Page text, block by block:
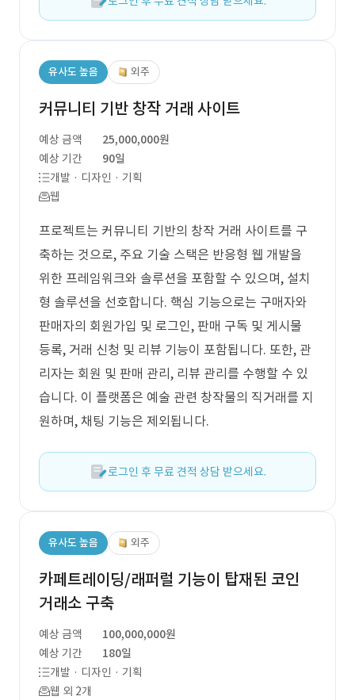
유사도 높음 외주
커뮤니티 기반 창작 거래 사이트
예상 금액
25,000,000원
예상 기간
90일
개발 · 디자인 · 기획
웹
프로젝트는 커뮤니티 기반의 창작 거래 사이트를 구
축하는 것으로, 주요 기술 스택은 반응형 웹 개발을
위한 프레임워크와 솔루션을 포함할 수 있으며, 설치
형 솔루션을 선호합니다. 핵심 기능으로는 구매자와
판매자의 회원가입 및 로그인, 판매 구독 및 게시물
등록, 거래 신청 및 리뷰 기능이 포함됩니다. 또한, 관
리자는 회원 및 판매 관리, 리뷰 관리를 수행할 수 있
습니다. 이 플랫폼은 예술 관련 창작물의 직거래를 지
원하며, 채팅 기능은 제외됩니다.
로그인 후 무료 견적 상담 받으세요.
유사도 높음 외주
카페트레이딩/래퍼럴 기능이 탑재된 코인
거래소 구축
예상 금액
100,000,000원
예상 기간
180일
개발 · 디자인 · 기획
웹 외 2개